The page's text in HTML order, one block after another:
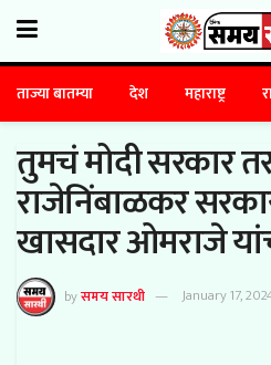
ताज्या बातम्या देश महाराष्ट्र
तुमचं मोदी सरकार
राजेनिंबाळकर
खासदार ओमराजे
byसमय सारथी January 17,